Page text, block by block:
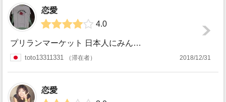
恋愛
4.0
プリランマーケット 日本人にみんなすごく優しい！ カモテキューがおいしい！ バリワグSM周辺のローカル飲み屋は日本語は話せないがなかなかレベルが高い。 料...
toto13311331 滞在者 2018/12/31
恋愛